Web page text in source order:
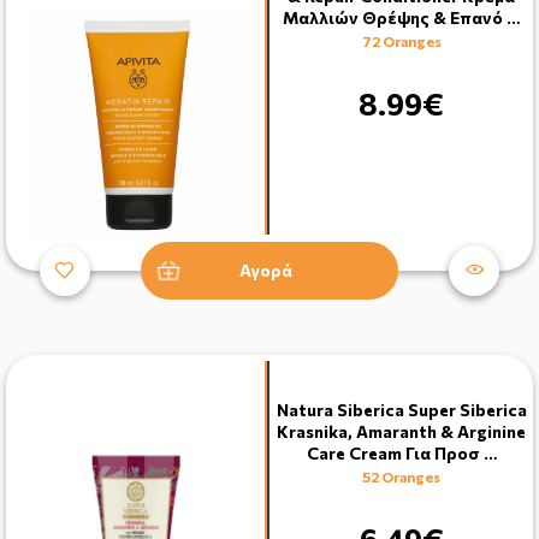
Μαλλιών Θρέψης & Επανό …
72 Oranges
8.99€
Αγορά
Natura Siberica Super Siberica
Krasnika, Amaranth & Arginine
Care Cream Για Προσ …
52 Oranges